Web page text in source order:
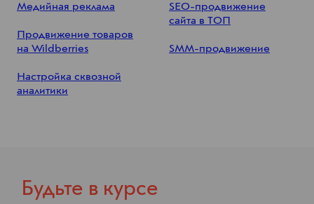
Медийная реклама
Продвижение товаров
на Wildberries
Настройка сквозной
аналитики
SEO-продвижение
сайта в ТОП
SMM-продвижение
Будьте в курсе